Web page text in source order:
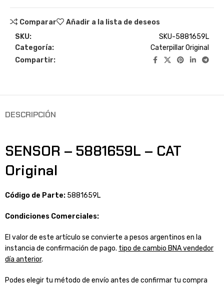
Comparar
Añadir a la lista de deseos
SKU:
SKU-5881659L
Categoría:
Caterpillar Original
Compartir:
DESCRIPCIÓN
SENSOR – 5881659L – CAT
Original
Código de Parte: 5881659L
Condiciones Comerciales:
El valor de este artículo se convierte a pesos argentinos en la
instancia de confirmación de pago. tipo de cambio BNA vendedor
día anterior.
Podes elegir tu método de envío antes de confirmar tu compra